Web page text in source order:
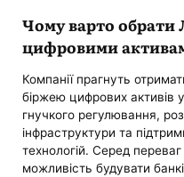
Чому варто обрати
цифровими
Компанії прагнуть
біржею цифрових активів
гнучкого регулювання,
інфраструктури та
технологій. Серед
можливість будувати